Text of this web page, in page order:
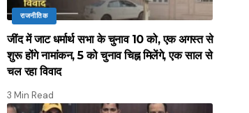
राजनीतिक
जींद में जाट धर्मार्थ सभा के चुनाव 10 को, एक अगस्त से
शुरू होंगे नामांकन, 5 को चुनाव चिह्न मिलेंगे, एक साल से
चल रहा विवाद
3 Min Read